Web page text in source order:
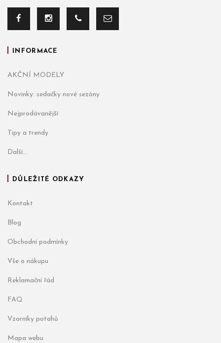
INFORMACE
AKČNÍ MODELY
Novinky: sedačky nové sezóny
Nejprodávanější
Tipy a trendy
Další...
DŮLEŽITÉ ODKAZY
Kontakt
Blog
Obchodní podmínky
Vše o nákupu
Reklamační řád
FAQ
Vzorníky potahů
Mapa webu